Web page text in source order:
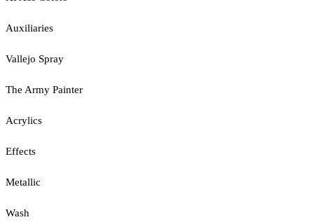
Auxiliaries
Vallejo Spray
The Army Painter
Acrylics
Effects
Metallic
Wash